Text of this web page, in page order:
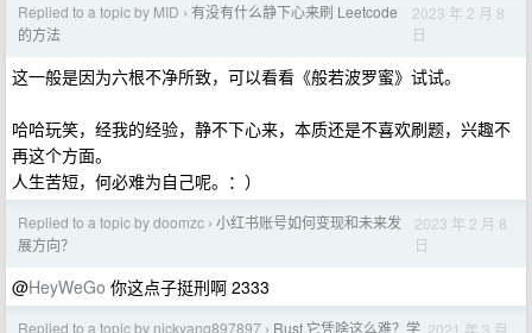
Replied to a topic by MID › 有没有什么静下心来刷 Leetcode
的方法
2023 年 2 月 8
日
这一般是因为六根不净所致，可以看看《般若波罗蜜》试试。
哈哈玩笑，经我的经验，静不下心来，本质还是不喜欢刷题，兴趣不
再这个方面。
人生苦短，何必难为自己呢。：）
Replied to a topic by doomzc › 小红书账号如何变现和未来发
展方向？
2023 年 2 月 8
日
@HeyWeGo 你这点子挺刑啊 2333
Replied to a topic by nickyang897897 › Rust 它凭啥这么难？学 2021 年 3 月